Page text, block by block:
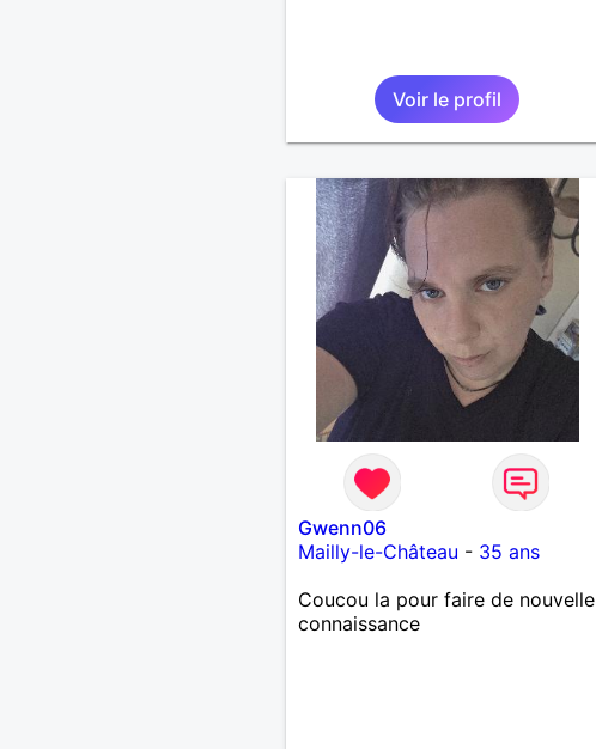
Voir le profil
Gwenn06
Mailly-le-Château - 35 ans
Coucou la pour faire de nouvelle
connaissance